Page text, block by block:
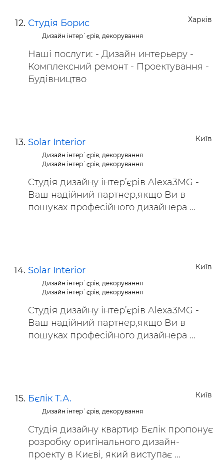
Харків
Студія Борис
Дизайн інтер`єрів, декорування
Наші послуги: - Дизайн интерьеру -
Комплексний ремонт - Проектування -
Будівництво
Київ
Solar Interior
Дизайн інтер`єрів, декорування
Дизайн інтер`єрів, декорування
Cтудія дизайну інтер’єрів Alexa3MG -
Ваш надійний партнер,якщо Ви в
пошуках професійного дизайнера ...
Київ
Solar Interior
Дизайн інтер`єрів, декорування
Дизайн інтер`єрів, декорування
Cтудія дизайну інтер’єрів Alexa3MG -
Ваш надійний партнер,якщо Ви в
пошуках професійного дизайнера ...
Київ
Бєлік Т.А.
Дизайн інтер`єрів, декорування
Студія дизайну квартир Бєлік пропонує
розробку оригінального дизайн-
проекту в Києві, який виступає ...